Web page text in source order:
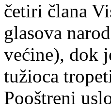
četiri člana
glasova
većine), dok
tužioca
Pooštreni